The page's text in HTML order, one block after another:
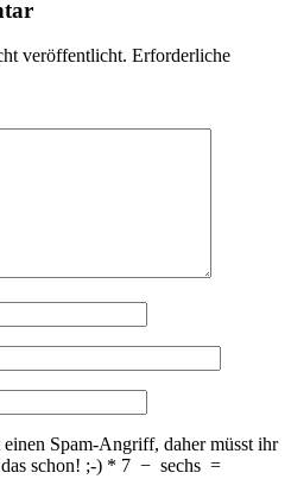
veröffentlicht. Erforderliche
Spam-Angriff, daher müsst ihr
schon! ;-) * 7 − sechs =